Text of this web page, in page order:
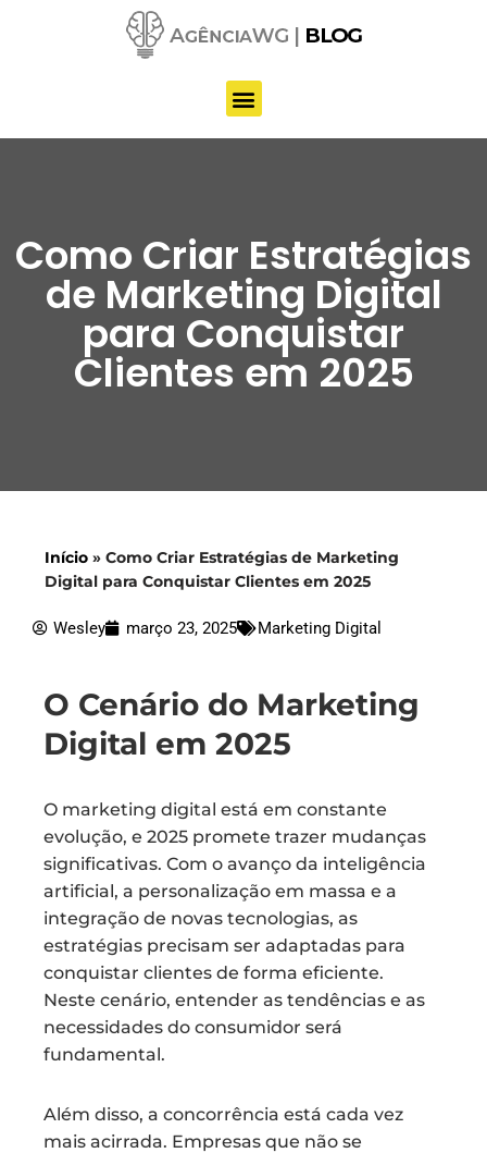
conteúdo
Como Criar Estratégias
de Marketing Digital
para Conquistar
Clientes em 2025
Início » Como Criar Estratégias de Marketing
Digital para Conquistar Clientes em 2025
Wesley março 23, 2025 Marketing Digital
O Cenário do Marketing
Digital em 2025
O marketing digital está em constante
evolução, e 2025 promete trazer mudanças
significativas. Com o avanço da inteligência
artificial, a personalização em massa e a
integração de novas tecnologias, as
estratégias precisam ser adaptadas para
conquistar clientes de forma eficiente.
Neste cenário, entender as tendências e as
necessidades do consumidor será
fundamental.
Além disso, a concorrência está cada vez
mais acirrada. Empresas que não se